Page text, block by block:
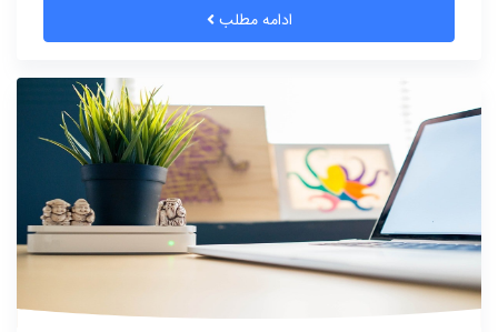
ادامه مطلب